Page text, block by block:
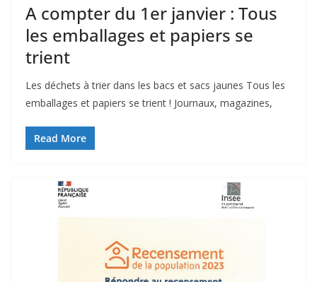
A compter du 1er janvier : Tous
les emballages et papiers se
trient
Les déchets à trier dans les bacs et sacs jaunes Tous les
emballages et papiers se trient ! Journaux, magazines,
Read More